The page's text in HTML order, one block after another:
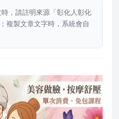
，請註明來源「彰化人彰化
；複製文章文字時，系統會自